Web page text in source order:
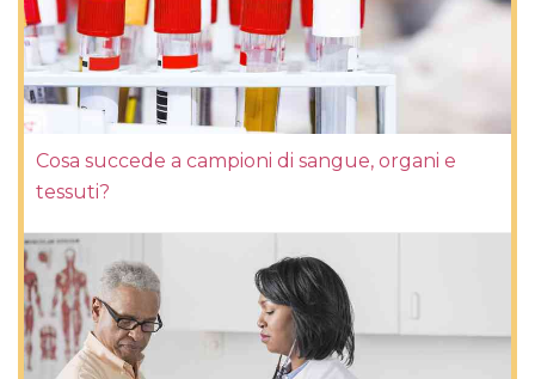
Cosa succede a campioni di sangue, organi e
tessuti?